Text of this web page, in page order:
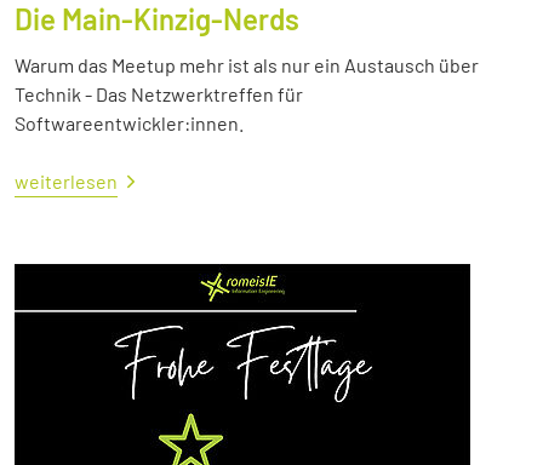
Die Main-Kinzig-Nerds
Warum das Meetup mehr ist als nur ein Austausch über
Technik - Das Netzwerktreffen für
Softwareentwickler:innen.
weiterlesen